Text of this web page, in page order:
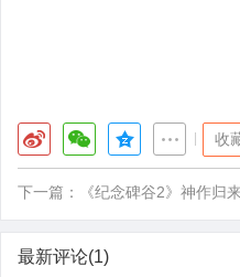
收
下一篇： 《纪念碑谷2》神作归
最新评论(1)